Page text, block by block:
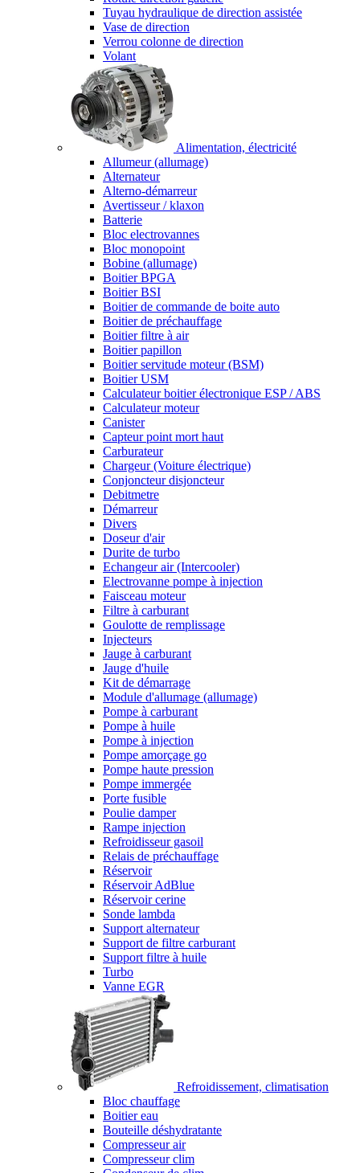
Tuyau hydraulique de direction assistée
Vase de direction
Verrou colonne de direction
Volant
Alimentation, électricité
Allumeur (allumage)
Alternateur
Alterno-démarreur
Avertisseur / klaxon
Batterie
Bloc electrovannes
Bloc monopoint
Bobine (allumage)
Boitier BPGA
Boitier BSI
Boitier de commande de boite auto
Boitier de préchauffage
Boitier filtre à air
Boitier papillon
Boitier servitude moteur (BSM)
Boitier USM
Calculateur boitier électronique ESP / ABS
Calculateur moteur
Canister
Capteur point mort haut
Carburateur
Chargeur (Voiture électrique)
Conjoncteur disjoncteur
Debitmetre
Démarreur
Divers
Doseur d'air
Durite de turbo
Echangeur air (Intercooler)
Electrovanne pompe à injection
Faisceau moteur
Filtre à carburant
Goulotte de remplissage
Injecteurs
Jauge à carburant
Jauge d'huile
Kit de démarrage
Module d'allumage (allumage)
Pompe à carburant
Pompe à huile
Pompe à injection
Pompe amorçage go
Pompe haute pression
Pompe immergée
Porte fusible
Poulie damper
Rampe injection
Refroidisseur gasoil
Relais de préchauffage
Réservoir
Réservoir AdBlue
Réservoir cerine
Sonde lambda
Support alternateur
Support de filtre carburant
Support filtre à huile
Turbo
Vanne EGR
Refroidissement, climatisation
Bloc chauffage
Boitier eau
Bouteille déshydratante
Compresseur air
Compresseur clim